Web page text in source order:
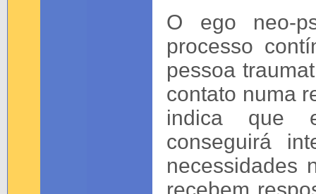
O ego neo-
processo
pessoa
contato numa
indica que
conseguirá
necessidades